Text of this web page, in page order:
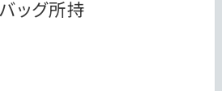
ッグ所持